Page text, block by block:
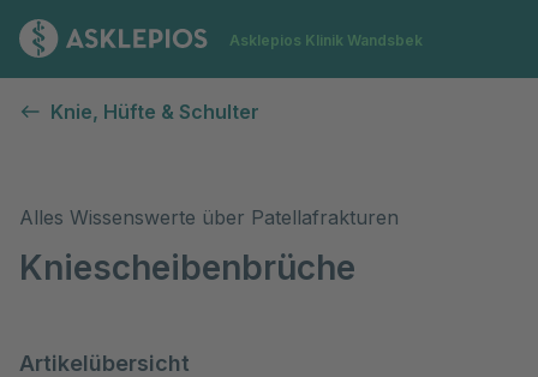
Zur Startseite
Asklepios Klinik Wandsbek
Knie, Hüfte & Schulter
Alles Wissenswerte über Patellafrakturen
Kniescheibenbrüche
Artikelübersicht